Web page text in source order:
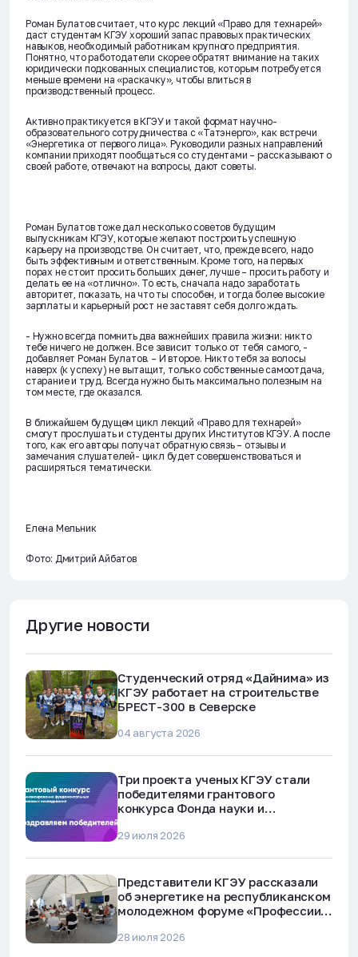
Роман Булатов считает, что курс лекций «Право для технарей»
даст студентам КГЭУ хороший запас правовых практических
навыков, необходимый работникам крупного предприятия.
Понятно, что работодатели скорее обратят внимание на таких
юридически подкованных специалистов, которым потребуется
меньше времени на «раскачку», чтобы влиться в
производственный процесс.
Активно практикуется в КГЭУ и такой формат научно-
образовательного сотрудничества с «Татэнерго», как встречи
«Энергетика от первого лица». Руководили разных направлений
компании приходят пообщаться со студентами – рассказывают о
своей работе, отвечают на вопросы, дают советы.
Роман Булатов тоже дал несколько советов будущим
выпускникам КГЭУ, которые желают построить успешную
карьеру на производстве. Он считает, что, прежде всего, надо
быть эффективным и ответственным. Кроме того, на первых
порах не стоит просить больших денег, лучше – просить работу и
делать ее на «отлично». То есть, сначала надо заработать
авторитет, показать, на что ты способен, и тогда более высокие
зарплаты и карьерный рост не заставят себя долго ждать.
- Нужно всегда помнить два важнейших правила жизни: никто
тебе ничего не должен. Все зависит только от тебя самого, -
добавляет Роман Булатов. – И второе. Никто тебя за волосы
наверх (к успеху) не вытащит, только собственные самоотдача,
старание и труд. Всегда нужно быть максимально полезным на
том месте, где оказался.
В ближайшем будущем цикл лекций «Право для технарей»
смогут прослушать и студенты других Институтов КГЭУ. А после
того, как его авторы получат обратную связь – отзывы и
замечания слушателей- цикл будет совершенствоваться и
расширяться тематически.
Елена Мельник
Фото: Дмитрий Айбатов
Другие новости
Студенческий отряд «Дайнима» из
КГЭУ работает на строительстве
БРЕСТ-300 в Северске
04 августа 2026
Три проекта ученых КГЭУ стали
победителями грантового
конкурса Фонда науки и
29 июля 2026
Представители КГЭУ рассказали
об энергетике на республиканском
молодежном форуме «Профессии
28 июля 2026